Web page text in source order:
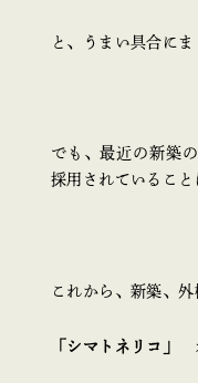
と、うまい具合にま
でも、最近の新築
採用されていること
これから、新築、外
「シマトネリコ」